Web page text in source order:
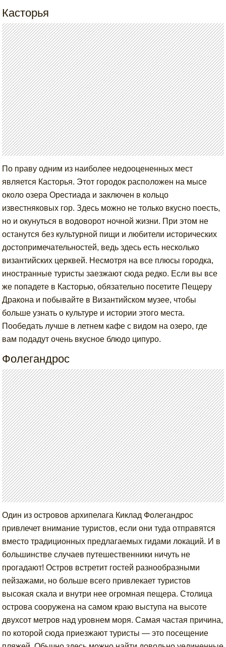
Касторья
По праву одним из наиболее недооцененных мест
является Касторья. Этот городок расположен на мысе
около озера Орестиада и заключен в кольцо
известняковых гор. Здесь можно не только вкусно поесть,
но и окунуться в водоворот ночной жизни. При этом не
останутся без культурной пищи и любители исторических
достопримечательностей, ведь здесь есть несколько
византийских церквей. Несмотря на все плюсы городка,
иностранные туристы заезжают сюда редко. Если вы все
же попадете в Касторью, обязательно посетите Пещеру
Дракона и побывайте в Византийском музее, чтобы
больше узнать о культуре и истории этого места.
Пообедать лучше в летнем кафе с видом на озеро, где
вам подадут очень вкусное блюдо ципуро.
Фолегандрос
Один из островов архипелага Киклад Фолегандрос
привлечет внимание туристов, если они туда отправятся
вместо традиционных предлагаемых гидами локаций. И в
большинстве случаев путешественники ничуть не
прогадают! Остров встретит гостей разнообразными
пейзажами, но больше всего привлекает туристов
высокая скала и внутри нее огромная пещера. Столица
острова сооружена на самом краю выступа на высоте
двухсот метров над уровнем моря. Самая частая причина,
по которой сюда приезжают туристы — это посещение